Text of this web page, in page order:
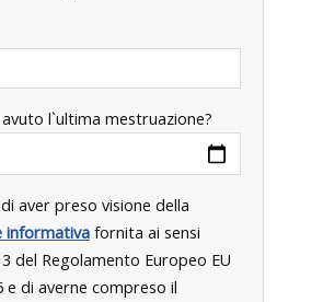
l`ultima mestruazione?
aver preso visione della
informativa fornita ai sensi
del Regolamento Europeo EU
e di averne compreso il